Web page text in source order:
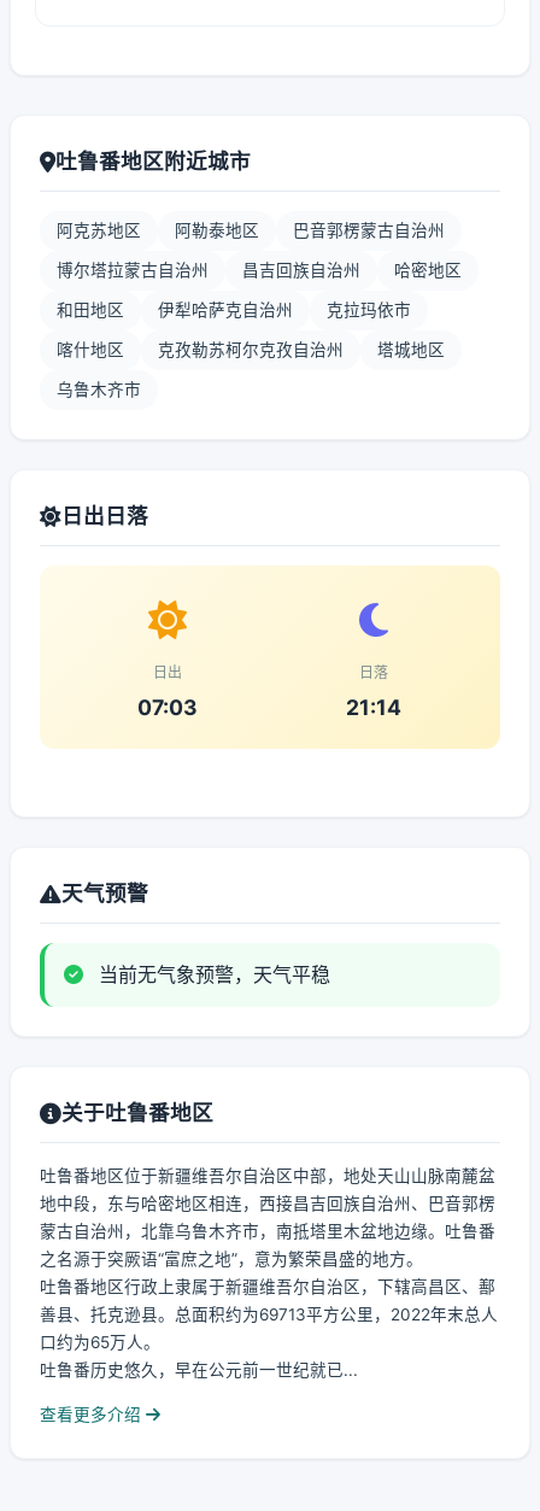
吐鲁番地区附近城市
阿克苏地区 阿勒泰地区 巴音郭楞蒙古自治州
博尔塔拉蒙古自治州 昌吉回族自治州 哈密地区
和田地区 伊犁哈萨克自治州 克拉玛依市
喀什地区 克孜勒苏柯尔克孜自治州 塔城地区
乌鲁木齐市
日出日落
日出
07:03
日落
21:14
天气预警
当前无气象预警，天气平稳
关于吐鲁番地区
吐鲁番地区位于新疆维吾尔自治区中部，地处天山山脉南麓盆
地中段，东与哈密地区相连，西接昌吉回族自治州、巴音郭楞
蒙古自治州，北靠乌鲁木齐市，南抵塔里木盆地边缘。吐鲁番
之名源于突厥语“富庶之地”，意为繁荣昌盛的地方。
吐鲁番地区行政上隶属于新疆维吾尔自治区，下辖高昌区、鄯
善县、托克逊县。总面积约为69713平方公里，2022年末总人
口约为65万人。
吐鲁番历史悠久，早在公元前一世纪就已...
查看更多介绍